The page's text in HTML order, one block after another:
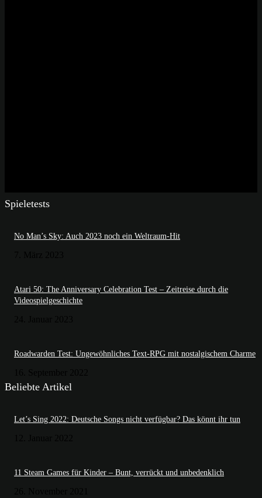
Spieletests
No Man’s Sky: Auch 2023 noch ein Weltraum-Hit
Atari 50: The Anniversary Celebration Test – Zeitreise durch die
Videospielgeschichte
Roadwarden Test: Ungewöhnliches Text-RPG mit nostalgischem Charme
Beliebte Artikel
Let’s Sing 2022: Deutsche Songs nicht verfügbar? Das könnt ihr tun
11 Steam Games für Kinder – Bunt, verrückt und unbedenklich